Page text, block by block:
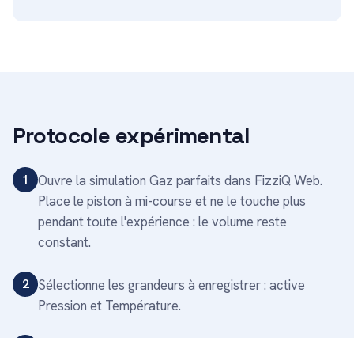
Protocole expérimental
1
Ouvre la simulation Gaz parfaits dans FizziQ Web.
Place le piston à mi-course et ne le touche plus
pendant toute l'expérience : le volume reste
constant.
2 Sélectionne les grandeurs à enregistrer : active
Pression et Température.